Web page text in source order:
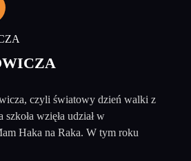
czyli światowy dzień walki z
wzięła udział w
Haka na Raka. W tym roku